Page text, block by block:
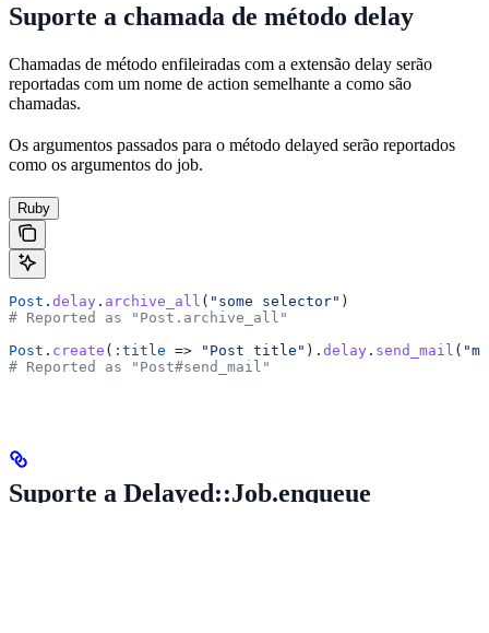
Suporte a chamada de método delay
Chamadas de método enfileiradas com a extensão delay serão
reportadas com um nome de action semelhante a como são
chamadas.
Os argumentos passados para o método delayed serão reportados
como os argumentos do job.
Ruby
Post . delay . archive_all ( "some selector" )
# Reported as "Post.archive_all"
Post . create ( :title => "Post title" ). delay . send_mail (
# Reported as "Post#send_mail"
Suporte a Delayed::Job.enqueue